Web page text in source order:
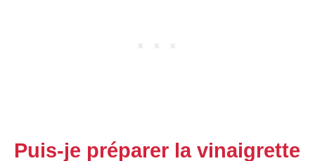
Puis-je préparer la vinaigrette